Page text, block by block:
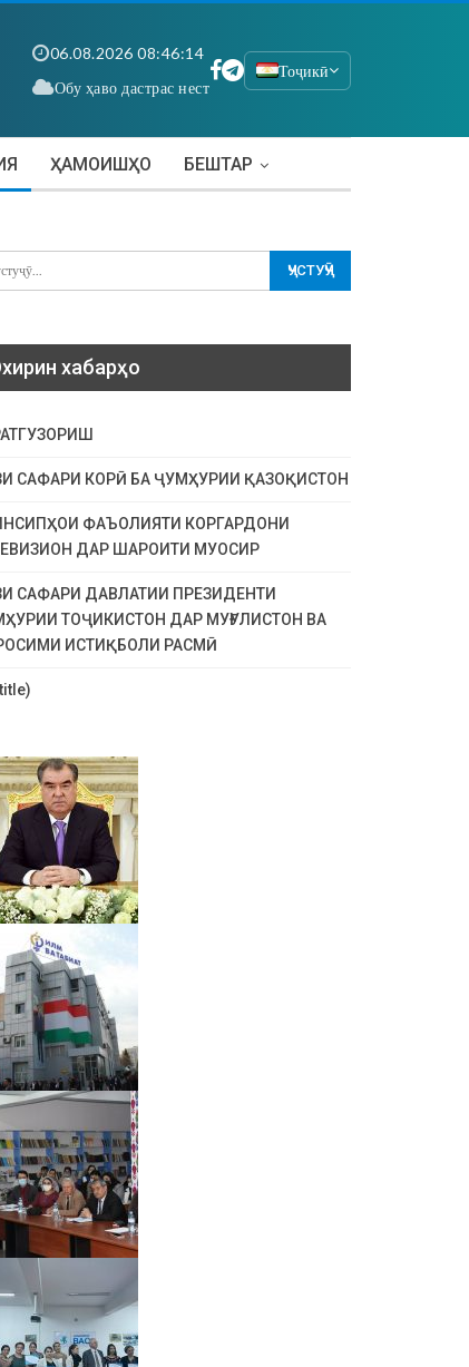
06.08.2026 08:46:15
Обу ҳаво дастрас нест
Тоҷикӣ
ҲАМОИШҲО БЕШТАР
хабарҳо
САФАРИ КОРӢ БА ҶУМҲУРИИ ҚАЗОҚИСТОН
ФАЪОЛИЯТИ КОРГАРДОНИ
ДАР ШАРОИТИ МУОСИР
САФАРИ ДАВЛАТИИ ПРЕЗИДЕНТИ
ТОҶИКИСТОН ДАР МУҒУЛИСТОН ВА
ИСТИҚБОЛИ РАСМӢ